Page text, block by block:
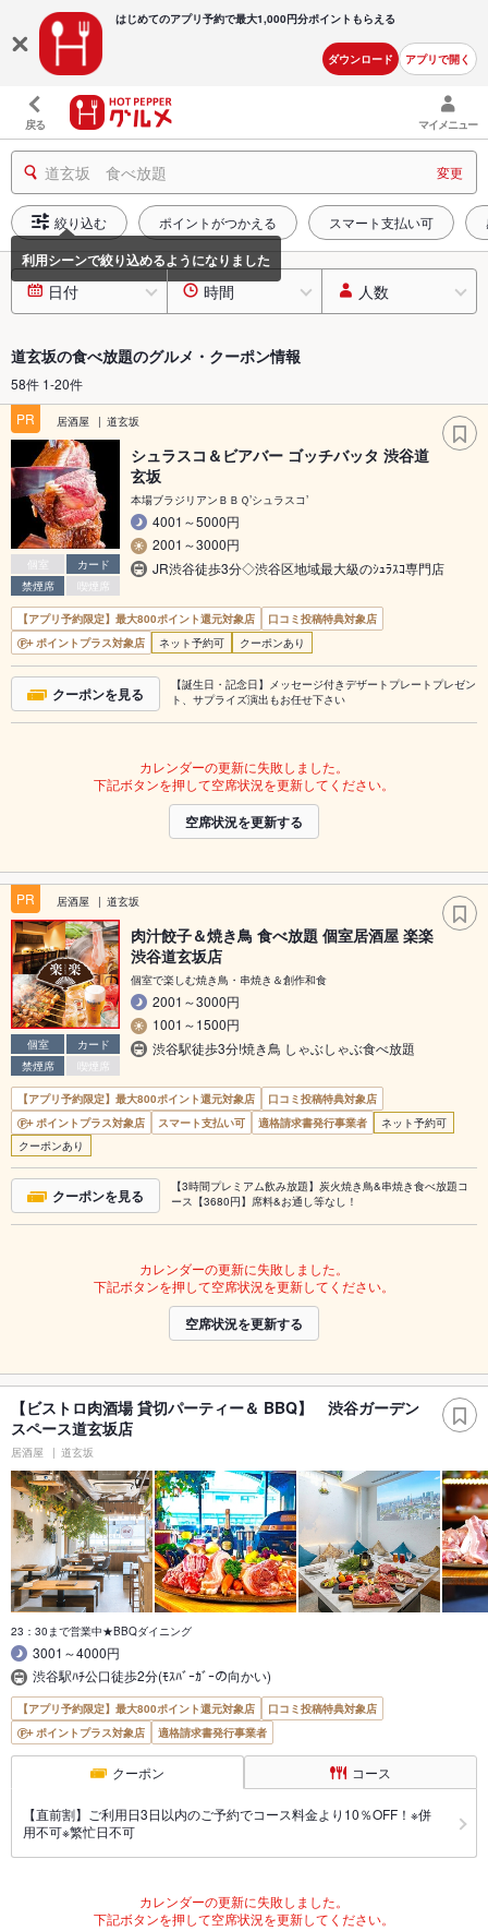
はじめてのアプリ予約で最大1,000円分ポイントもらえる
ダウンロード アプリで開く
戻る マイメニュー
道玄坂 食べ放題 変更
絞り込む ポイントがつかえる スマート支払い可
日付 時間 人数
道玄坂の食べ放題のグルメ・クーポン情報
58件 1-20件
PR
居酒屋 道玄坂
個室
カード
禁煙席
喫煙席
シュラスコ＆ビアバー ゴッチバッタ 渋谷道
玄坂
本場ブラジリアンＢＢＱ’シュラスコ’
4001～5000円
2001～3000円
JR渋谷徒歩3分◇渋谷区地域最大級のｼｭﾗｽｺ専門店
【アプリ予約限定】最大800ポイント還元対象店
口コミ投稿特典対象店
ポイントプラス対象店
ネット予約可 クーポンあり
クーポンを見る
【誕生日・記念日】メッセージ付きデザートプレートプレゼン
ト、サプライズ演出もお任せ下さい
カレンダーの更新に失敗しました。
下記ボタンを押して空席状況を更新してください。
空席状況を更新する
PR 居酒屋 道玄坂
個室
カード
禁煙席
喫煙席
肉汁餃子＆焼き鳥 食べ放題 個室居酒屋 楽楽
渋谷道玄坂店
個室で楽しむ焼き鳥・串焼き＆創作和食
2001～3000円
1001～1500円
渋谷駅徒歩3分!焼き鳥 しゃぶしゃぶ食べ放題
【アプリ予約限定】最大800ポイント還元対象店
口コミ投稿特典対象店
ポイントプラス対象店
スマート支払い可 適格請求書発行事業者
ネット予約可
クーポンあり
クーポンを見る
【3時間プレミアム飲み放題】炭火焼き鳥&串焼き食べ放題コ
ース【3680円】席料&お通し等なし！
カレンダーの更新に失敗しました。
下記ボタンを押して空席状況を更新してください。
空席状況を更新する
【ビストロ肉酒場 貸切パーティー＆ BBQ】 渋谷ガーデン
スペース道玄坂店
居酒屋 道玄坂
23：30まで営業中★BBQダイニング
3001～4000円
渋谷駅ﾊﾁ公口徒歩2分(ﾓｽﾊﾞｰｶﾞｰの向かい)
【アプリ予約限定】最大800ポイント還元対象店
口コミ投稿特典対象店
ポイントプラス対象店
適格請求書発行事業者
クーポン コース
【直前割】ご利用日3日以内のご予約でコース料金より10％OFF！※併
用不可※繁忙日不可
カレンダーの更新に失敗しました。
下記ボタンを押して空席状況を更新してください。